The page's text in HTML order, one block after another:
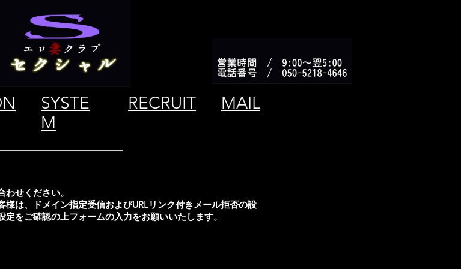
SYSTE
M
RECRUIT MAIL
せください。
は、ドメイン指定受信およびURLリンク付きメール拒否の設
をご確認の上フォームの入力をお願いいたします。